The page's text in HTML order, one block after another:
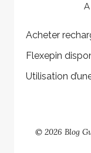
Acheter
Flexepin
Utilisation
© 2026 Blog